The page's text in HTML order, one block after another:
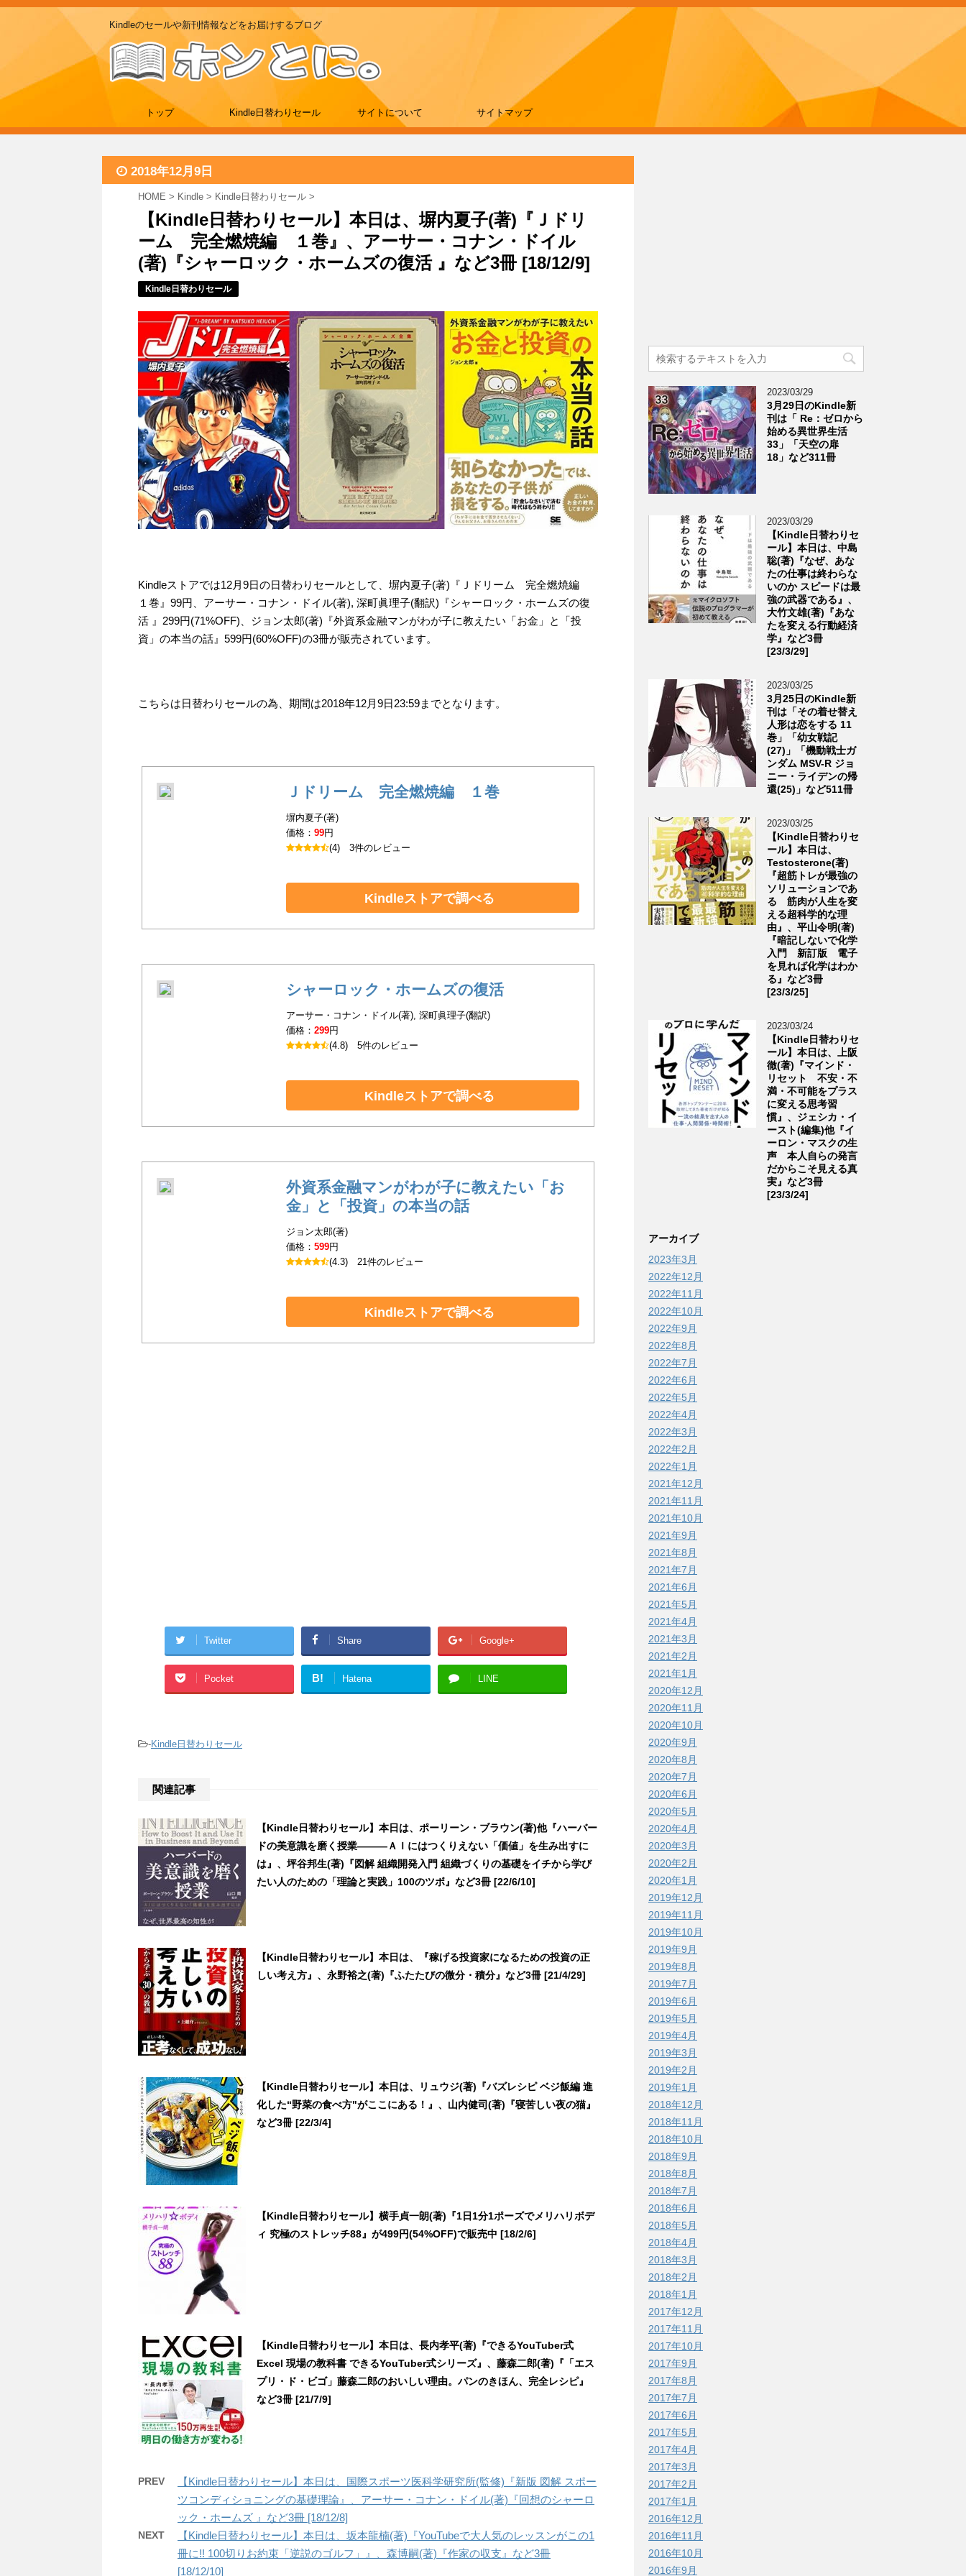
Kindleのセールや新刊情報などをお届けするブログ
トップ Kindle日替わりセール サイトについて サイトマップ
2018年12月9日
HOME > Kindle > Kindle日替わりセール >
【Kindle日替わりセール】本日は、塀内夏子(著)『Ｊドリ
ーム 完全燃焼編 １巻』、アーサー・コナン・ドイル
(著)『シャーロック・ホームズの復活 』など3冊 [18/12/9]
Kindle日替わりセール
Kindleストアでは12月9日の日替わりセールとして、塀内夏子(著)『Ｊドリーム 完全燃焼編
１巻』99円、アーサー・コナン・ドイル(著), 深町眞理子(翻訳)『シャーロック・ホームズの復
活 』299円(71%OFF)、ジョン太郎(著)『外資系金融マンがわが子に教えたい「お金」と「投
資」の本当の話』599円(60%OFF)の3冊が販売されています。
こちらは日替わりセールの為、期間は2018年12月9日23:59までとなります。
Ｊドリーム 完全燃焼編 １巻
塀内夏子(著)
価格：99円
(4)3件のレビュー
Kindleストアで調べる
シャーロック・ホームズの復活
アーサー・コナン・ドイル(著), 深町眞理子(翻訳)
価格：299円
(4.8)5件のレビュー
Kindleストアで調べる
外資系金融マンがわが子に教えたい「お
金」と「投資」の本当の話
ジョン太郎(著)
価格：599円
(4.3) 21件のレビュー
Kindleストアで調べる
Twitter Share Google+
Pocket B! Hatena LINE
-Kindle日替わりセール
関連記事
【Kindle日替わりセール】本日は、ポーリーン・ブラウン(著)他『ハーバー
ドの美意識を磨く授業―――ＡＩにはつくりえない「価値」を生み出すに
は』、坪谷邦生(著)『図解 組織開発入門 組織づくりの基礎をイチから学び
たい人のための「理論と実践」100のツボ』など3冊 [22/6/10]
【Kindle日替わりセール】本日は、『稼げる投資家になるための投資の正
しい考え方』、永野裕之(著)『ふたたびの微分・積分』など3冊 [21/4/29]
【Kindle日替わりセール】本日は、リュウジ(著)『バズレシピ ベジ飯編 進
化した“野菜の食べ方"がここにある！』、山内健司(著)『寝苦しい夜の猫』
など3冊 [22/3/4]
【Kindle日替わりセール】横手貞一朗(著)『1日1分1ポーズでメリハリボデ
ィ 究極のストレッチ88』が499円(54%OFF)で販売中 [18/2/6]
【Kindle日替わりセール】本日は、長内孝平(著)『できるYouTuber式
Excel 現場の教科書 できるYouTuber式シリーズ』、藤森二郎(著)『「エス
プリ・ド・ビゴ」藤森二郎のおいしい理由。パンのきほん、完全レシピ』
など3冊 [21/7/9]
PREV
【Kindle日替わりセール】本日は、国際スポーツ医科学研究所(監修)『新版 図解 スポー
ツコンディショニングの基礎理論』、アーサー・コナン・ドイル(著)『回想のシャーロ
ック・ホームズ 』など3冊 [18/12/8]
NEXT
【Kindle日替わりセール】本日は、坂本龍楠(著)『YouTubeで大人気のレッスンがこの1
冊に!! 100切りお約束「逆説のゴルフ」』、森博嗣(著)『作家の収支』など3冊
[18/12/10]
2023/03/29
3月29日のKindle新
刊は「 Re：ゼロから
始める異世界生活
33」「天空の扉
18」など311冊
2023/03/29
【Kindle日替わりセ
ール】本日は、中島
聡(著)『なぜ、あな
たの仕事は終わらな
いのか スピードは最
強の武器である』、
大竹文雄(著)『あな
たを変える行動経済
学』など3冊
[23/3/29]
2023/03/25
3月25日のKindle新
刊は「その着せ替え
人形は恋をする 11
巻」「幼女戦記
(27)」「機動戦士ガ
ンダム MSV-R ジョ
ニー・ライデンの帰
還(25)」など511冊
2023/03/25
【Kindle日替わりセ
ール】本日は、
Testosterone(著)
『超筋トレが最強の
ソリューションであ
る 筋肉が人生を変
える超科学的な理
由』、平山令明(著)
『暗記しないで化学
入門 新訂版 電子
を見れば化学はわか
る』など3冊
[23/3/25]
2023/03/24
【Kindle日替わりセ
ール】本日は、上阪
徹(著)『マインド・
リセット 不安・不
満・不可能をプラス
に変える思考習
慣』、ジェシカ・イ
ースト(編集)他『イ
ーロン・マスクの生
声 本人自らの発言
だからこそ見える真
実』など3冊
[23/3/24]
アーカイブ
2023年3月
2022年12月
2022年11月
2022年10月
2022年9月
2022年8月
2022年7月
2022年6月
2022年5月
2022年4月
2022年3月
2022年2月
2022年1月
2021年12月
2021年11月
2021年10月
2021年9月
2021年8月
2021年7月
2021年6月
2021年5月
2021年4月
2021年3月
2021年2月
2021年1月
2020年12月
2020年11月
2020年10月
2020年9月
2020年8月
2020年7月
2020年6月
2020年5月
2020年4月
2020年3月
2020年2月
2020年1月
2019年12月
2019年11月
2019年10月
2019年9月
2019年8月
2019年7月
2019年6月
2019年5月
2019年4月
2019年3月
2019年2月
2019年1月
2018年12月
2018年11月
2018年10月
2018年9月
2018年8月
2018年7月
2018年6月
2018年5月
2018年4月
2018年3月
2018年2月
2018年1月
2017年12月
2017年11月
2017年10月
2017年9月
2017年8月
2017年7月
2017年6月
2017年5月
2017年4月
2017年3月
2017年2月
2017年1月
2016年12月
2016年11月
2016年10月
2016年9月